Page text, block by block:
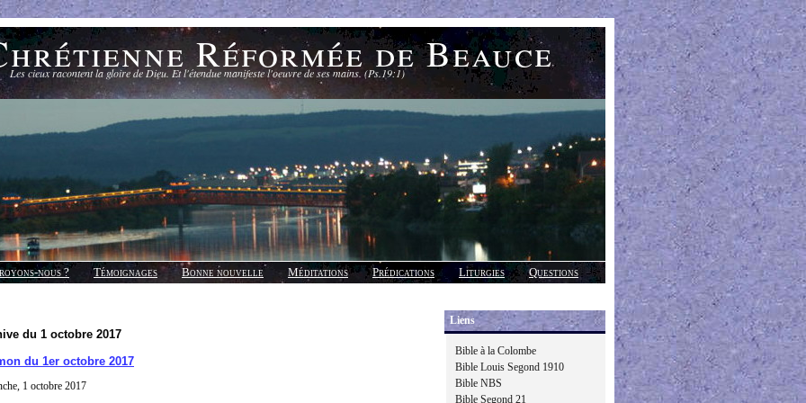
Réformée de Beauce
Les cieux racontent la gloire de Dieu. Et l'étendue manifeste l'oeuvre de ses mains. (Ps.19:1)
nous ? Témoignages Bonne nouvelle Méditations Prédications Liturgies Questions
du 1 octobre 2017
du 1er octobre 2017
1 octobre 2017
Liens
Bible à la Colombe
Bible Louis Segond 1910
Bible NBS
Bible Segond 21